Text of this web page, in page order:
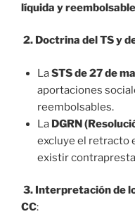
líquida y reembolsable
2. Doctrina del TS y
LaSTS de 27 de
aportaciones
reembolsables.
La DGRN
excluye el retracto
existir
3. Interpretación de
CC: